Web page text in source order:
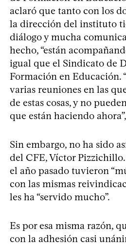
aclaró que tanto con los
la dirección del instituto
diálogo y mucha
hecho, “están
igual que el Sindicato de
Formación en Educación.
varias reuniones en las
de estas cosas, y no
que están haciendo
Sin embargo, no ha sido
del CFE, Víctor
el año pasado tuvieron
con las mismas
les ha “servido mucho”.
Es por esa misma razón,
con la adhesión casi